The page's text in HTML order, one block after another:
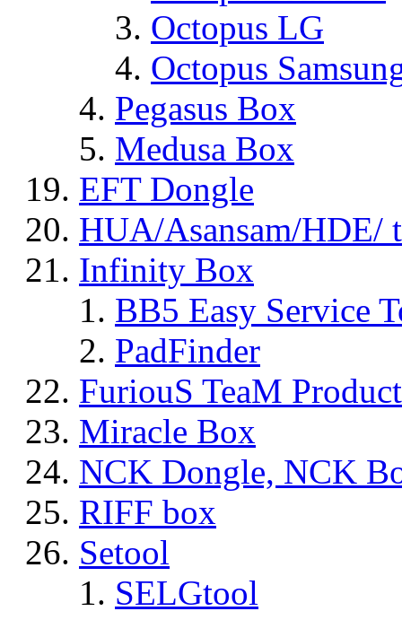
Octopus LG
Octopus
Pegasus Box
Medusa Box
EFT Dongle
HUA/Asansam/HDE/
Infinity Box
BB5 Easy Service
PadFinder
FuriouS TeaM
Miracle Box
NCK Dongle, NCK
RIFF box
Setool
SELGtool